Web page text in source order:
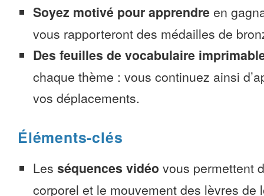
Soyez motivé pour apprendre en
vous rapporteront des médailles de
Des feuilles de vocabulaire
chaque thème : vous continuez ainsi
vos déplacements.
Éléments-clés
Les séquences vidéo vous permettent
corporel et le mouvement des lèvres de